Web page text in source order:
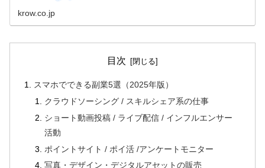
krow.co.jp
目次
スマホでできる副業5選（2025年版）
クラウドソーシング / スキルシェア系の仕事
ショート動画投稿 / ライブ配信 / インフルエンサー
活動
ポイントサイト / ポイ活 /アンケートモニター
写真・デザイン・デジタルアセットの販売